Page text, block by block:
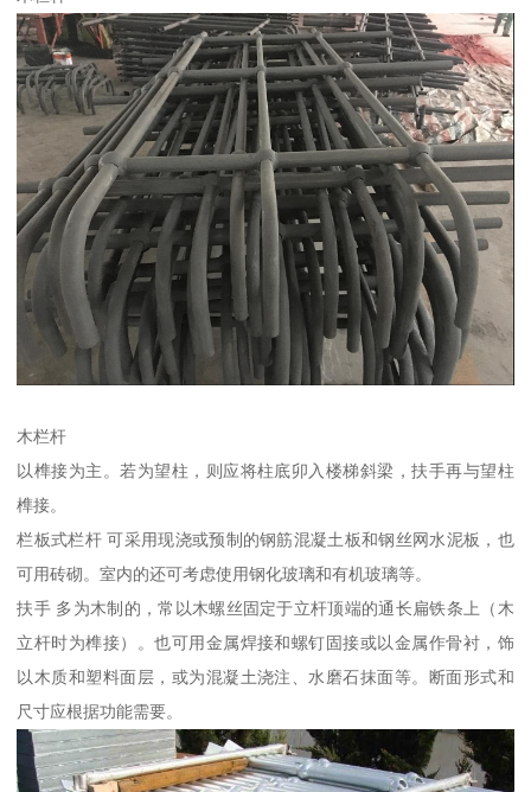
木栏杆
以榫接为主。若为望柱，则应将柱底卯入楼梯斜梁，扶手再与望柱
榫接。
栏板式栏杆 可采用现浇或预制的钢筋混凝土板和钢丝网水泥板，也
可用砖砌。室内的还可考虑使用钢化玻璃和有机玻璃等。
扶手 多为木制的，常以木螺丝固定于立杆顶端的通长扁铁条上（木
立杆时为榫接）。也可用金属焊接和螺钉固接或以金属作骨衬，饰
以木质和塑料面层，或为混凝土浇注、水磨石抹面等。断面形式和
尺寸应根据功能需要。